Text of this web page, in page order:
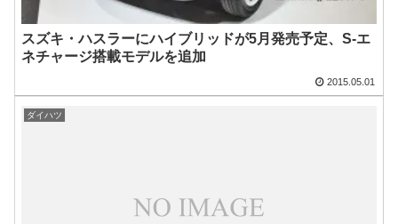
スズキ・ハスラーにハイブリッドが5月発売予定、S-エ
ネチャージ搭載モデルを追加
2015.05.01
ダイハツ